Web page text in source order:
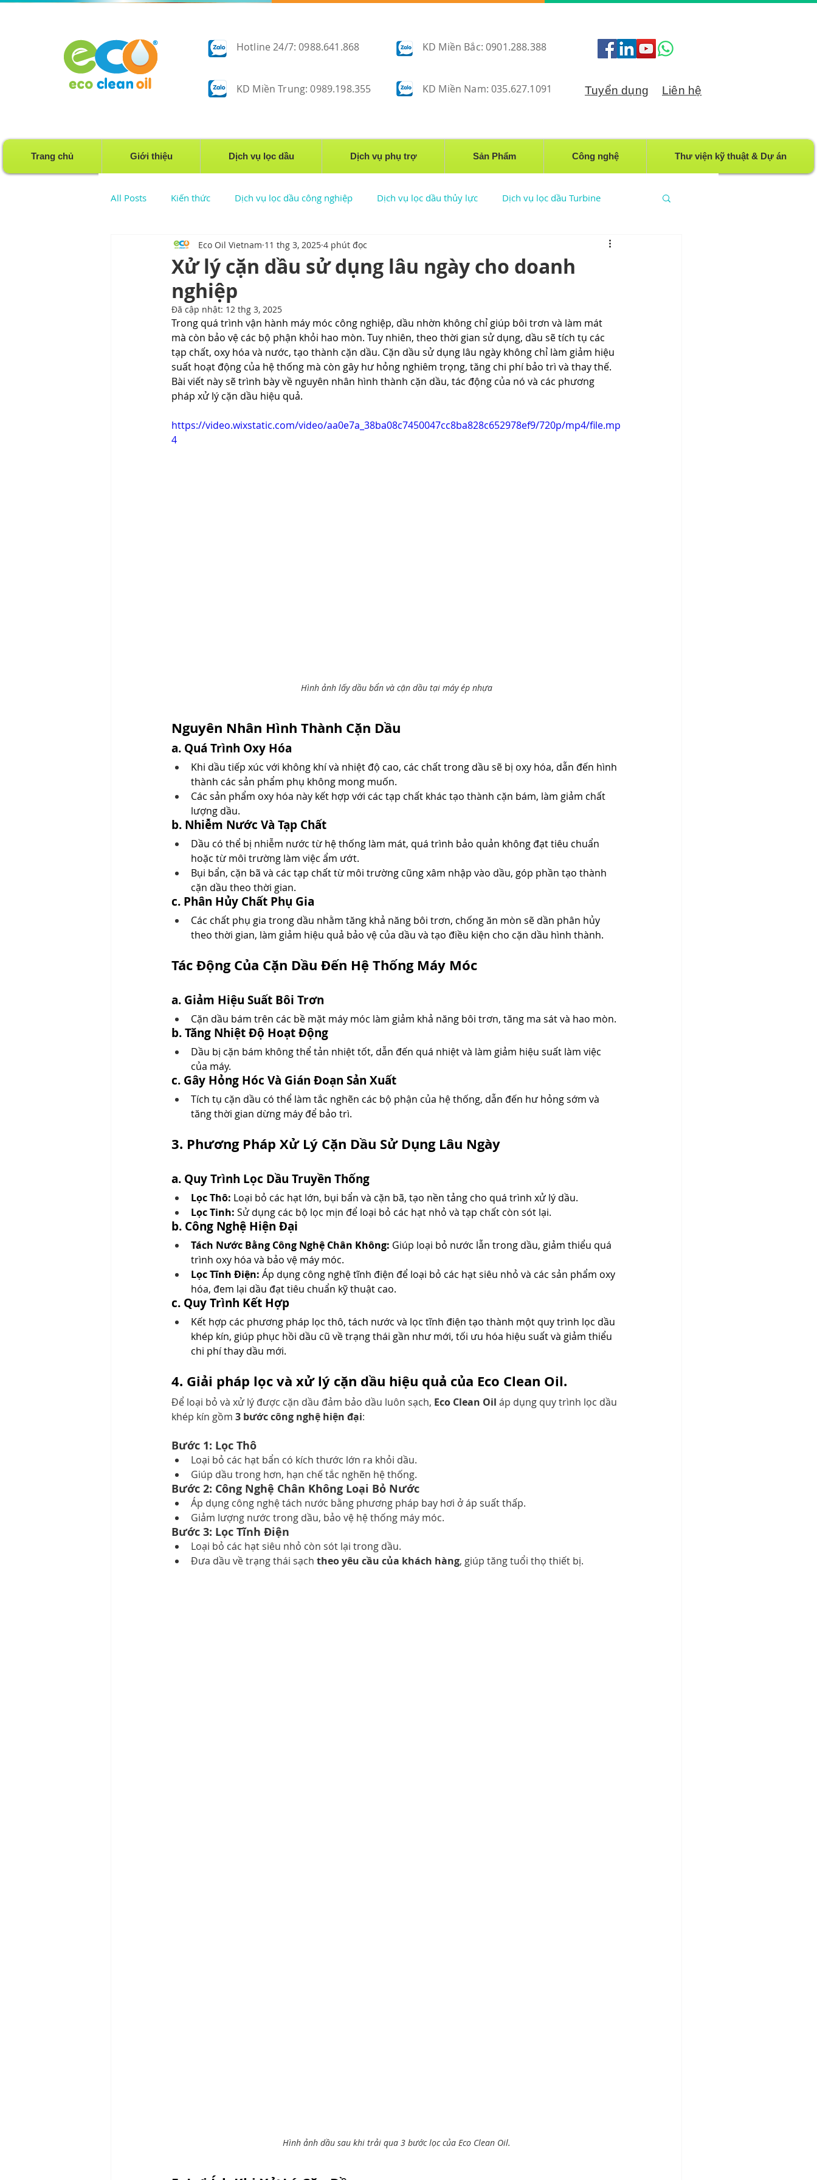
Hotline 24/7: 0988.641.868 KD Miền Bắc: 0901.288.388
KD Miền Trung: 0989.198.355 KD Miền Nam: 035.627.1091 Tuyển dụng Liên hệ
Trang chủ Giới thiệu Dịch vụ lọc dầu Dịch vụ phụ trợ Sản Phẩm Công nghệ Thư viện kỹ thuật & Dự án
All Posts Kiến thức Dịch vụ lọc dầu công nghiệp Dịch vụ lọc dầu thủy lực Dịch vụ lọc dầu Turbine
Dịch vụ lọc dầu bánh răng Triển khai lọc dầu
Thiết bị lọc dầu công nghiệp
Xử lý cặn dầu sử dụng lâu ngày cho doanh
nghiệp
Eco Oil Vietnam 11 thg 3, 2025 4 phút đọc
Đã cập nhật: 12 thg 3, 2025
Trong quá trình vận hành máy móc công nghiệp, dầu nhờn không chỉ giúp bôi trơn và làm mát
mà còn bảo vệ các bộ phận khỏi hao mòn. Tuy nhiên, theo thời gian sử dụng, dầu sẽ tích tụ các
tạp chất, oxy hóa và nước, tạo thành cặn dầu. Cặn dầu sử dụng lâu ngày không chỉ làm giảm hiệu
suất hoạt động của hệ thống mà còn gây hư hỏng nghiêm trọng, tăng chi phí bảo trì và thay thế.
Bài viết này sẽ trình bày về nguyên nhân hình thành cặn dầu, tác động của nó và các phương
pháp xử lý cặn dầu hiệu quả.
https://video.wixstatic.com/video/aa0e7a_38ba08c7450047cc8ba828c652978ef9/720p/mp4/file.mp
4
Hình ảnh lấy dầu bẩn và cặn dầu tại máy ép nhựa
Nguyên Nhân Hình Thành Cặn Dầu
a. Quá Trình Oxy Hóa
Khi dầu tiếp xúc với không khí và nhiệt độ cao, các chất trong dầu sẽ bị oxy hóa, dẫn đến hình
thành các sản phẩm phụ không mong muốn.
Các sản phẩm oxy hóa này kết hợp với các tạp chất khác tạo thành cặn bám, làm giảm chất
lượng dầu.
b. Nhiễm Nước Và Tạp Chất
Dầu có thể bị nhiễm nước từ hệ thống làm mát, quá trình bảo quản không đạt tiêu chuẩn
hoặc từ môi trường làm việc ẩm ướt.
Bụi bẩn, cặn bã và các tạp chất từ môi trường cũng xâm nhập vào dầu, góp phần tạo thành
cặn dầu theo thời gian.
c. Phân Hủy Chất Phụ Gia
Các chất phụ gia trong dầu nhằm tăng khả năng bôi trơn, chống ăn mòn sẽ dần phân hủy
theo thời gian, làm giảm hiệu quả bảo vệ của dầu và tạo điều kiện cho cặn dầu hình thành.
Tác Động Của Cặn Dầu Đến Hệ Thống Máy Móc
a. Giảm Hiệu Suất Bôi Trơn
Cặn dầu bám trên các bề mặt máy móc làm giảm khả năng bôi trơn, tăng ma sát và hao mòn.
b. Tăng Nhiệt Độ Hoạt Động
Dầu bị cặn bám không thể tản nhiệt tốt, dẫn đến quá nhiệt và làm giảm hiệu suất làm việc
của máy.
c. Gây Hỏng Hóc Và Gián Đoạn Sản Xuất
Tích tụ cặn dầu có thể làm tắc nghẽn các bộ phận của hệ thống, dẫn đến hư hỏng sớm và
tăng thời gian dừng máy để bảo trì.
3. Phương Pháp Xử Lý Cặn Dầu Sử Dụng Lâu Ngày
a. Quy Trình Lọc Dầu Truyền Thống
Lọc Thô: Loại bỏ các hạt lớn, bụi bẩn và cặn bã, tạo nền tảng cho quá trình xử lý dầu.
Lọc Tinh: Sử dụng các bộ lọc mịn để loại bỏ các hạt nhỏ và tạp chất còn sót lại.
b. Công Nghệ Hiện Đại
Tách Nước Bằng Công Nghệ Chân Không: Giúp loại bỏ nước lẫn trong dầu, giảm thiểu quá
trình oxy hóa và bảo vệ máy móc.
Lọc Tĩnh Điện: Áp dụng công nghệ tĩnh điện để loại bỏ các hạt siêu nhỏ và các sản phẩm oxy
hóa, đem lại dầu đạt tiêu chuẩn kỹ thuật cao.
c. Quy Trình Kết Hợp
Kết hợp các phương pháp lọc thô, tách nước và lọc tĩnh điện tạo thành một quy trình lọc dầu
khép kín, giúp phục hồi dầu cũ về trạng thái gần như mới, tối ưu hóa hiệu suất và giảm thiểu
chi phí thay dầu mới.
4. Giải pháp lọc và xử lý cặn dầu hiệu quả của Eco Clean Oil.
Để loại bỏ và xử lý được cặn dầu đảm bảo dầu luôn sạch, Eco Clean Oil áp dụng quy trình lọc dầu
khép kín gồm 3 bước công nghệ hiện đại:
Bước 1: Lọc Thô
Loại bỏ các hạt bẩn có kích thước lớn ra khỏi dầu.
Giúp dầu trong hơn, hạn chế tắc nghẽn hệ thống.
Bước 2: Công Nghệ Chân Không Loại Bỏ Nước
Áp dụng công nghệ tách nước bằng phương pháp bay hơi ở áp suất thấp.
Giảm lượng nước trong dầu, bảo vệ hệ thống máy móc.
Bước 3: Lọc Tĩnh Điện
Loại bỏ các hạt siêu nhỏ còn sót lại trong dầu.
Đưa dầu về trạng thái sạch theo yêu cầu của khách hàng, giúp tăng tuổi thọ thiết bị.
Hình ảnh dầu sau khi trải qua 3 bước lọc của Eco Clean Oil.